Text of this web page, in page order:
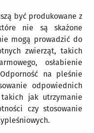
być produkowane z
nie są skażone
mogą prowadzić do
zwierząt, takich
osłabienie
na pleśnie
odpowiednich
jak utrzymanie
czy stosowanie